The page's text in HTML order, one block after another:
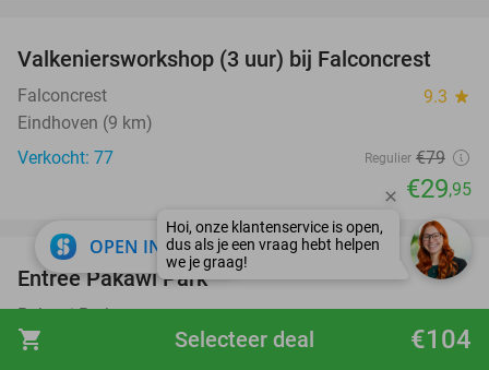
shopping_cart €104
Selecteer deal
62%
Valkeniersworkshop (3 uur) bij Falconcrest
Falconcrest 9.3 star
Eindhoven (9 km)
Verkocht: 77
Regulier €79
€29,95
28%
favorite_border
Entree Pakawi Park
Pakawi Park 8.9star
Olmen
OPEN IN APP close